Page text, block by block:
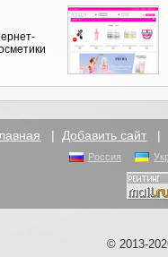
| Добавить сайт |
Россия
© 2013-